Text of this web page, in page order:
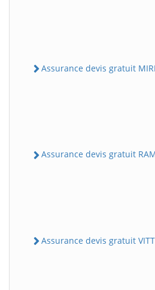
Assurance devis gratuit
Assurance devis gratuit
Assurance devis gratuit